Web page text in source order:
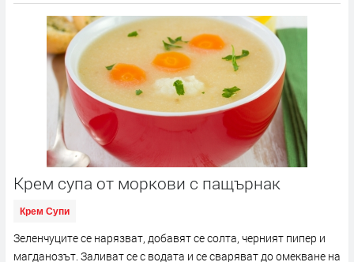
Крем супа от моркови с пащърнак
Крем Супи
Зеленчуците се нарязват, добавят се солта, черният пипер и
магданозът. Заливат се с водата и се сваряват до омекване на